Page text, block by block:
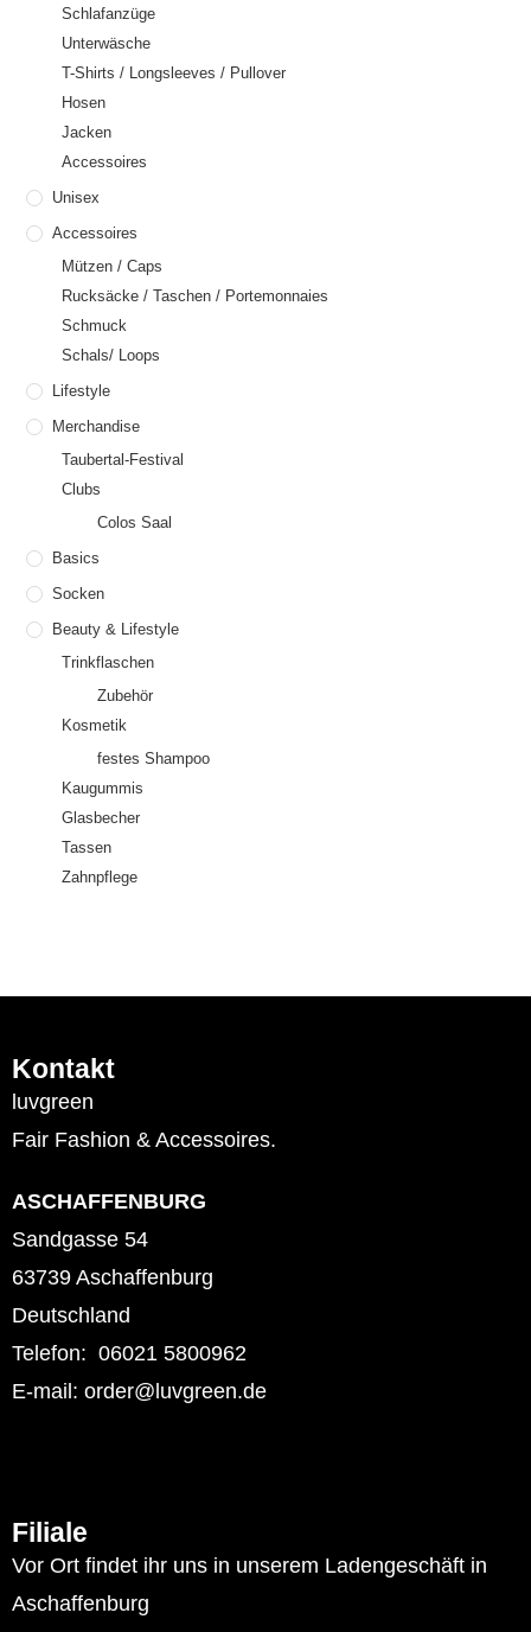
Schlafanzüge
Unterwäsche
T-Shirts / Longsleeves / Pullover
Hosen
Jacken
Accessoires
Unisex
Accessoires
Mützen / Caps
Rucksäcke / Taschen / Portemonnaies
Schmuck
Schals/ Loops
Lifestyle
Merchandise
Taubertal-Festival
Clubs
Colos Saal
Basics
Socken
Beauty & Lifestyle
Trinkflaschen
Zubehör
Kosmetik
festes Shampoo
Kaugummis
Glasbecher
Tassen
Zahnpflege
Kontakt
luvgreen
Fair Fashion & Accessoires.
ASCHAFFENBURG
Sandgasse 54
63739 Aschaffenburg
Deutschland
Telefon: 06021 5800962
E-mail: order@luvgreen.de
Filiale
Vor Ort findet ihr uns in unserem Ladengeschäft in
Aschaffenburg